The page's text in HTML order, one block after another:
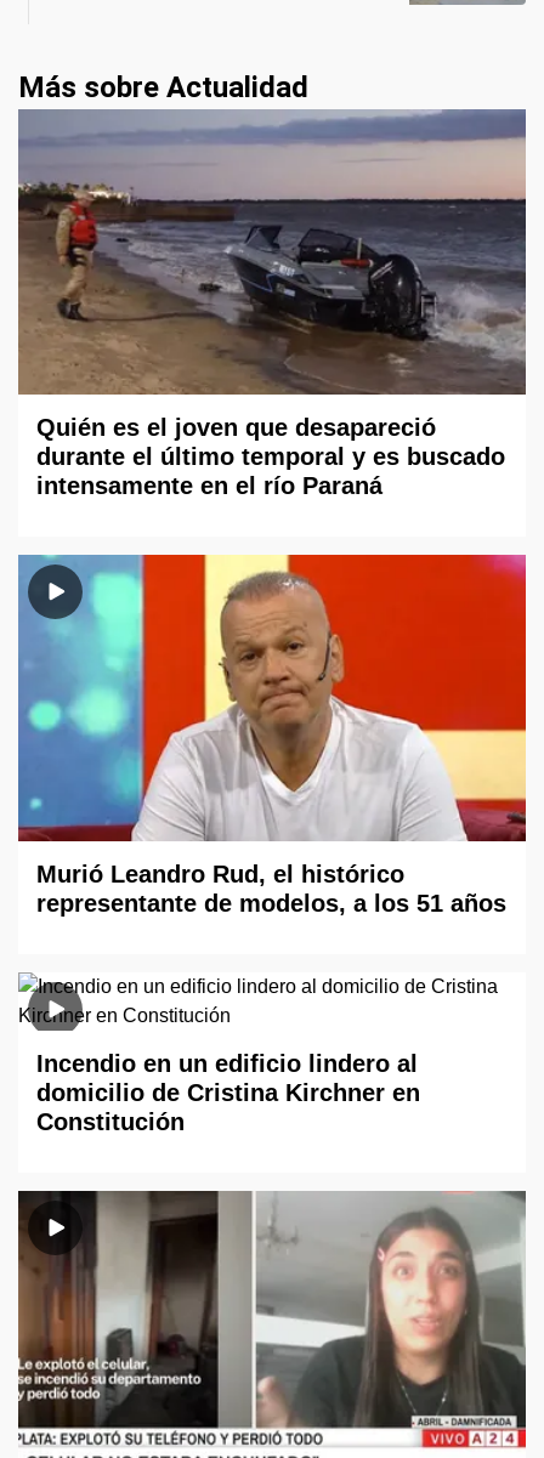
Más sobre Actualidad
Quién es el joven que desapareció
durante el último temporal y es buscado
intensamente en el río Paraná
Murió Leandro Rud, el histórico
representante de modelos, a los 51 años
Incendio en un edificio lindero al
domicilio de Cristina Kirchner en
Constitución